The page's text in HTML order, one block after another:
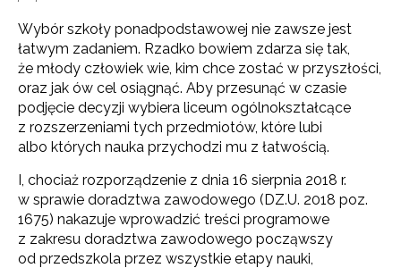
Wybór szkoły ponadpodstawowej nie zawsze jest
łatwym zadaniem. Rzadko bowiem zdarza się tak,
że młody człowiek wie, kim chce zostać w przyszłości,
oraz jak ów cel osiągnąć. Aby przesunąć w czasie
podjęcie decyzji wybiera liceum ogólnokształcące
z rozszerzeniami tych przedmiotów, które lubi
albo których nauka przychodzi mu z łatwością.
I, chociaż rozporządzenie z dnia 16 sierpnia 2018 r.
w sprawie doradztwa zawodowego (DZ.U. 2018 poz.
1675) nakazuje wprowadzić treści programowe
z zakresu doradztwa zawodowego począwszy
od przedszkola przez wszystkie etapy nauki,